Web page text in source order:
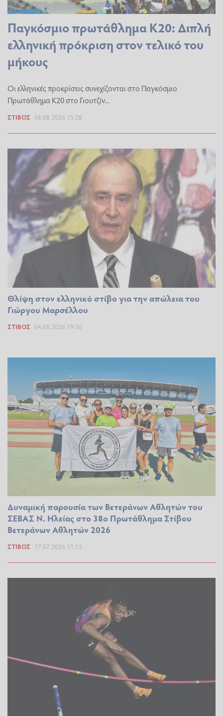
Παγκόσμιο πρωτάθλημα Κ20: Διπλή
ελληνική πρόκριση στον τελικό του
μήκους
Οι ελληνικές προκρίσεις συνεχίζονται στο Παγκόσμιο
Πρωτάθλημα Κ20 στο Γιουτζίν...
ΣΤΊΒΟΣ 08.08.2026 15:28
Θλίψη στον ελληνικό στίβο για την απώλεια του
Γιώργου Μαρσέλλου
ΣΤΊΒΟΣ 04.08.2026 19:36
Δυναμική παρουσία των Βετεράνων Αθλητών του
ΣΕΒΑΣ Ν. Ηλείας στο 38ο Πρωτάθλημα Στίβου
Βετεράνων Αθλητών 2026
ΣΤΊΒΟΣ 17.07.2026 11:15